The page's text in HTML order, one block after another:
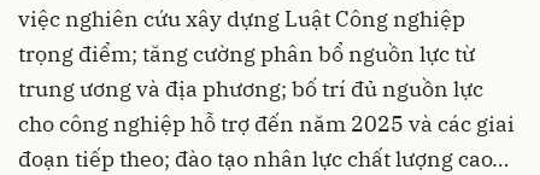
việc nghiên cứu xây dựng Luật Công nghiệp
trọng điểm; tăng cường phân bổ nguồn lực từ
trung ương và địa phương; bố trí đủ nguồn lực
cho công nghiệp hỗ trợ đến năm 2025 và các giai
đoạn tiếp theo; đào tạo nhân lực chất lượng cao…